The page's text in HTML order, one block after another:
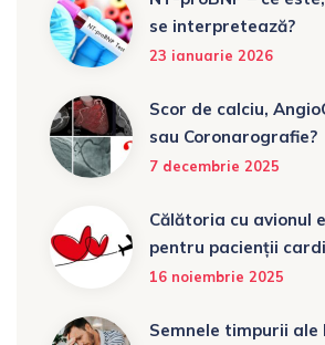
se interpretează?
23 ianuarie 2026
Scor de calciu,
sau Coronarografie?
7 decembrie 2025
Călătoria cu avionul
pentru pacienții
16 noiembrie 2025
Semnele timpurii ale